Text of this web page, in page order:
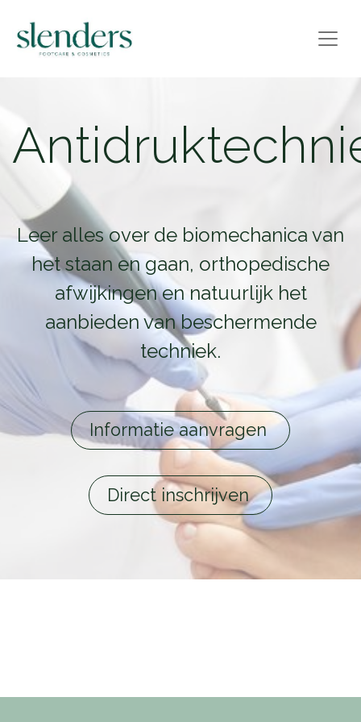
Leer alles over de biomechanica van
het staan en gaan, orthopedische
afwijkingen en natuurlijk het
aanbieden van beschermende
techniek.
Informatie aanvragen
Direct inschrijven